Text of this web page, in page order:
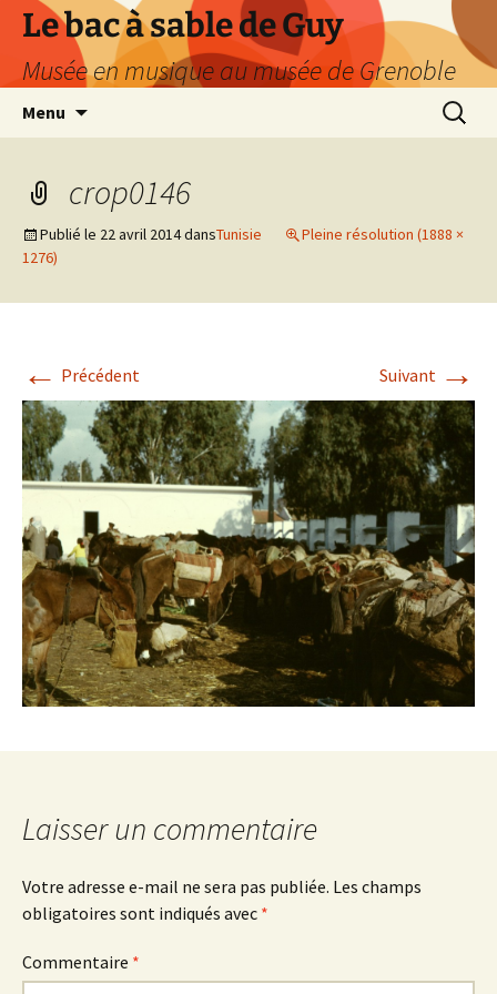
Le bac à sable de Guy
Musée en musique au musée de Grenoble
Menu
crop0146
Publié le 22 avril 2014dansTunisie
Pleine résolution (1888 ×
1276)
← Précédent Suivant →
Laisser un commentaire
Votre adresse e-mail ne sera pas publiée. Les champs
obligatoires sont indiqués avec *
Commentaire *